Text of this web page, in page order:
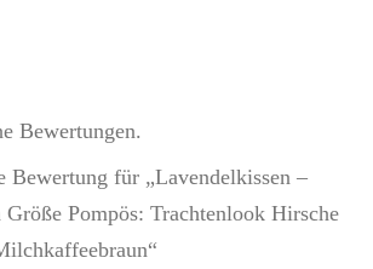
Bewertungen.
Bewertung für „Lavendelkissen –
Pompös: Trachtenlook Hirsche